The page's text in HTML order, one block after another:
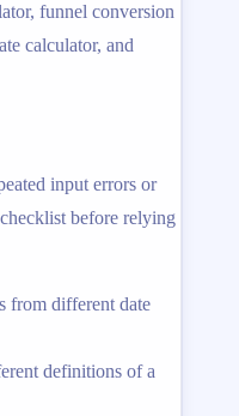
funnel conversion
calculator, and
input errors or
before relying
from different date
definitions of a